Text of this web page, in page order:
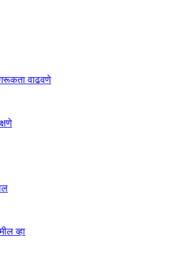
वाढवणे
व्हा